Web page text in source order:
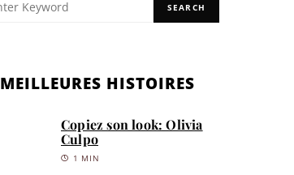
SEARCH
MEILLEURES HISTOIRES
Copiez son look: Olivia
Culpo
1 MIN